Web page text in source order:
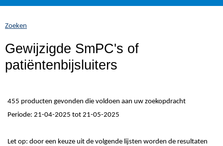
naar zich
hier:
Zoeken
Gewijzigde SmPC's of
patiëntenbijsluiters
455 producten gevonden die voldoen aan uw zoekopdracht
Periode: 21-04-2025 tot 21-05-2025
Let op: door een keuze uit de volgende lijsten worden de resultaten